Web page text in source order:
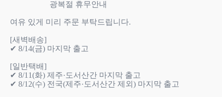
여유 있게 미리 주문 부탁드립니다.
[새벽배송]
✔ 8/14(금) 마지막 출고
[일반택배]
✔ 8/11(화) 제주·도서산간 마지막 출고
✔ 8/12(수) 전국(제주·도서산간 제외) 마지막 출고